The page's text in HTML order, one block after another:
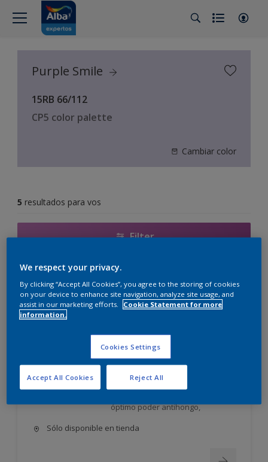
Purple Smile
15RB 66/112
CP5 color palette
Cambiar color
5 resultados para vos
Filter
Albalatex Extra Mate
Látex interior mate. Su exclusiva
mercado, utiliza la tecnología más
moderna en desarrollo y
elaboración de pinturas;
permite obtener un producto: Con
excelente poder cubriente,
óptimo poder antihongo,
Sólo disponible en tienda
We respect your privacy.
By clicking “Accept All Cookies”, you agree to the storing of cookies
on your device to enhance site navigation, analyze site usage, and
assist in our marketing efforts. Cookie Statement for more
information.
Cookies Settings
Reject All
Accept All Cookies